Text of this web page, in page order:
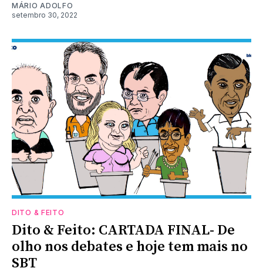
MÁRIO ADOLFO
setembro 30, 2022
DITO & FEITO
Dito & Feito: CARTADA FINAL- De
olho nos debates e hoje tem mais no
SBT